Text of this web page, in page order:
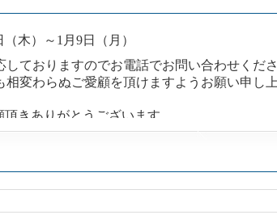
日（木）～1月9日（月）
応しておりますのでお電話でお問い合わ
変わらぬご愛顧を頂けますようお願い申し上
きありがとうございます。
ます。
すので、お早めのご来店、ご注文をお願い